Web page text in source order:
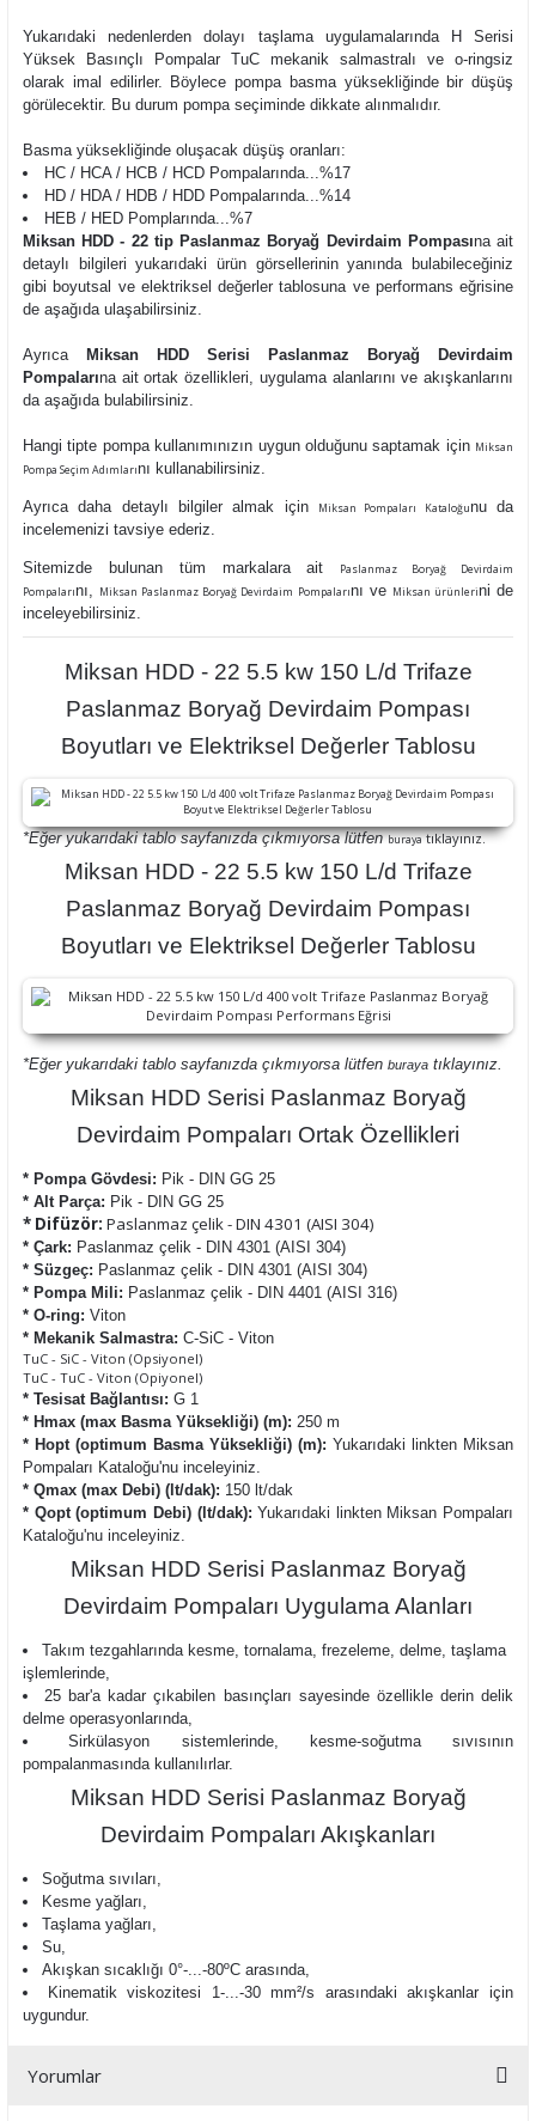
Yukarıdaki nedenlerden dolayı taşlama uygulamalarında H Serisi
Yüksek Basınçlı Pompalar TuC mekanik salmastralı ve o-ringsiz
olarak imal edilirler. Böylece pompa basma yüksekliğinde bir düşüş
görülecektir. Bu durum pompa seçiminde dikkate alınmalıdır.
Basma yüksekliğinde oluşacak düşüş oranları:
HC / HCA / HCB / HCD Pompalarında...%17
HD / HDA / HDB / HDD Pompalarında...%14
HEB / HED Pomplarında...%7
Miksan HDD - 22 tip Paslanmaz Boryağ Devirdaim Pompasına ait
detaylı bilgileri yukarıdaki ürün görsellerinin yanında bulabileceğiniz
gibi boyutsal ve elektriksel değerler tablosuna ve performans eğrisine
de aşağıda ulaşabilirsiniz.
Ayrıca
Miksan HDD Serisi Paslanmaz Boryağ Devirdaim
Pompalarına ait ortak özellikleri, uygulama alanlarını ve akışkanlarını
da aşağıda bulabilirsiniz.
Hangi tipte pompa kullanımınızın uygun olduğunu saptamak için Miksan
Pompa Seçim Adımlarını kullanabilirsiniz.
Ayrıca daha detaylı bilgiler almak için Miksan Pompaları Kataloğunu da
incelemenizi tavsiye ederiz.
Sitemizde bulunan tüm markalara ait
Paslanmaz Boryağ Devirdaim
Pompalarını, Miksan Paslanmaz Boryağ Devirdaim Pompalarını ve Miksan ürünlerini de
inceleyebilirsiniz.
Miksan HDD - 22 5.5 kw 150 L/d Trifaze
Paslanmaz Boryağ Devirdaim Pompası
Boyutları ve Elektriksel Değerler Tablosu
*Eğer yukarıdaki tablo sayfanızda çıkmıyorsa lütfenburayatıklayınız.
Miksan HDD - 22 5.5 kw 150 L/d Trifaze
Paslanmaz Boryağ Devirdaim Pompası
Boyutları ve Elektriksel Değerler Tablosu
*Eğer yukarıdaki tablo sayfanızda çıkmıyorsa lütfen buraya tıklayınız.
Miksan HDD Serisi Paslanmaz Boryağ
Devirdaim Pompaları Ortak Özellikleri
* Pompa Gövdesi: Pik - DIN GG 25
* Alt Parça: Pik - DIN GG 25
* Difüzör: Paslanmaz çelik - DIN 4301 (AISI 304)
* Çark: Paslanmaz çelik - DIN 4301 (AISI 304)
* Süzgeç: Paslanmaz çelik - DIN 4301 (AISI 304)
* Pompa Mili: Paslanmaz çelik - DIN 4401 (AISI 316)
* O-ring: Viton
* Mekanik Salmastra: C-SiC - Viton
TuC - SiC - Viton (Opsiyonel)
TuC - TuC - Viton (Opiyonel)
* Tesisat Bağlantısı: G 1
* Hmax (max Basma Yüksekliği) (m): 250 m
* Hopt (optimum Basma Yüksekliği) (m): Yukarıdaki linkten Miksan
Pompaları Kataloğu'nu inceleyiniz.
* Qmax (max Debi) (lt/dak): 150 lt/dak
* Qopt (optimum Debi) (lt/dak): Yukarıdaki linkten Miksan Pompaları
Kataloğu'nu inceleyiniz.
Miksan HDD Serisi Paslanmaz Boryağ
Devirdaim Pompaları Uygulama Alanları
Takım tezgahlarında kesme, tornalama, frezeleme, delme, taşlama
işlemlerinde,
25 bar'a kadar çıkabilen basınçları sayesinde özellikle derin delik
delme operasyonlarında,
Sirkülasyon sistemlerinde, kesme-soğutma sıvısının
pompalanmasında kullanılırlar.
Miksan HDD Serisi Paslanmaz Boryağ
Devirdaim Pompaları Akışkanları
Soğutma sıvıları,
Kesme yağları,
Taşlama yağları,
Su,
Akışkan sıcaklığı0°-...-80ºC arasında,
Kinematik viskozitesi 1-...-30 mm²/s arasındaki akışkanlar için
uygundur.
Yorumlar